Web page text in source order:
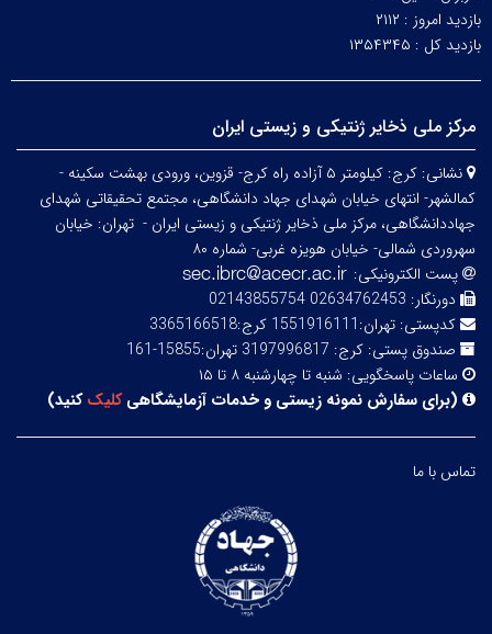
بازدید امروز : ۲۱۱۲
بازدید کل : ۱۳۵۴۳۴۵
مرکز ملی ذخایر ژنتیکی و زیستی ایران
نشانی:
کرج: کیلومتر ۵ آزاده راه کرج- قزوین، ورودی بهشت سکینه -
کمالشهر- انتهای خیابان شهدای جهاد دانشگاهی، مجتمع تحقیقاتی شهدای
جهاددانشگاهی، مرکز ملی ذخایر ژنتیکی و زیستی ایران - تهران: خیابان
سهروردی شمالی- خیابان هویزه غربی- شماره ۸۰
پست الکترونیکی:
دورنگار: 02634762453 02143855754
کدپستی: تهران:1551916111 کرج:3365166518
صندوق پستی: کرج: 3197996817 تهران:15855-161
ساعات پاسخگویی: شنبه تا چهارشنبه ۸ تا ۱۵
(برای سفارش نمونه زیستی و خدمات آزمایشگاهیکلیککنید)
تماس با ما